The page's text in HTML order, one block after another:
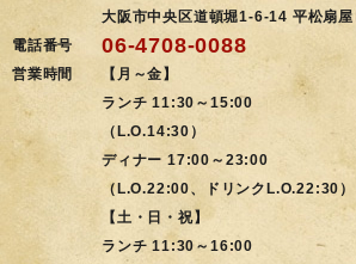
大阪市中央区道頓堀1-6-14 平松扇屋
電話番号
06-4708-0088
営業時間
【月～金】
ランチ 11:30～15:00
（L.O.14:30）
ディナー 17:00～23:00
（L.O.22:00、ドリンクL.O.22:30）
【土・日・祝】
ランチ 11:30～16:00